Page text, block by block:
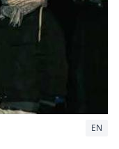
EN